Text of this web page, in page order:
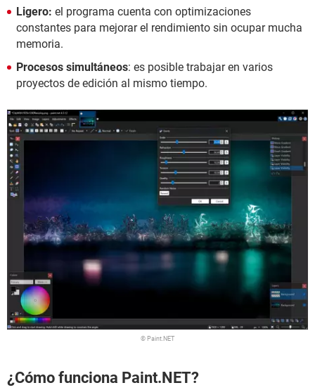
Ligero: el programa cuenta con optimizaciones
constantes para mejorar el rendimiento sin ocupar mucha
memoria.
Procesos simultáneos: es posible trabajar en varios
proyectos de edición al mismo tiempo.
© Paint.NET
¿Cómo funciona Paint.NET?